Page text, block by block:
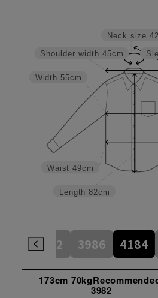
Neck size
Length 82cm
Waist 49cm
Width 55cm
Shoulder width 45cm
3982 3986 4184
173cm
3982